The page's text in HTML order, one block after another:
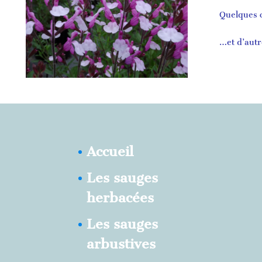
Quelques
…et
Accueil
Les sauges
herbacées
Les sauges
arbustives